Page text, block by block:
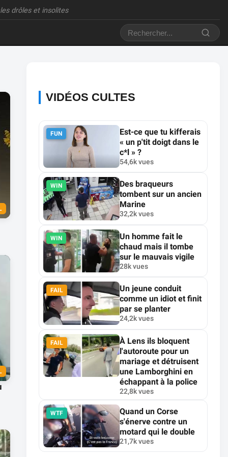
drôles et insolites
VIDÉOS CULTES
FUN
Est-ce que tu kifferais
« un p'tit doigt dans le
c*l » ?
54,6k vues
WIN
Des braqueurs
tombent sur un ancien
Marine
32,2k vues
WIN
Un homme fait le
chaud mais il tombe
sur le mauvais vigile
28k vues
FAIL
Un jeune conduit
comme un idiot et finit
par se planter
24,2k vues
FAIL
À Lens ils bloquent
l'autoroute pour un
mariage et détruisent
une Lamborghini en
échappant à la police
22,8k vues
WTF
Quand un Corse
s'énerve contre un
motard qui le double
21,7k vues